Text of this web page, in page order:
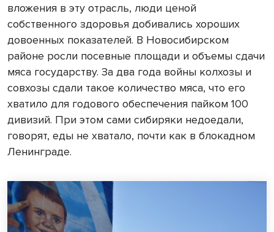
вложения в эту отрасль, люди ценой
собственного здоровья добивались хороших
довоенных показателей. В Новосибирском
районе росли посевные площади и объемы сдачи
мяса государству. За два года войны колхозы и
совхозы сдали такое количество мяса, что его
хватило для годового обеспечения пайком 100
дивизий. При этом сами сибиряки недоедали,
говорят, еды не хватало, почти как в блокадном
Ленинграде.